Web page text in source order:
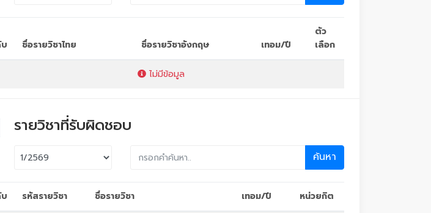
ชื่อรายวิชาไทย ชื่อรายวิชาอังกฤษ เทอม/ปี
ตัว
เลือก
ไม่มีข้อมูล
รายวิชาที่รับผิดชอบ
ค้นหา
รหัสรายวิชา ชื่อรายวิชา เทอม/ปี หน่วยกิต